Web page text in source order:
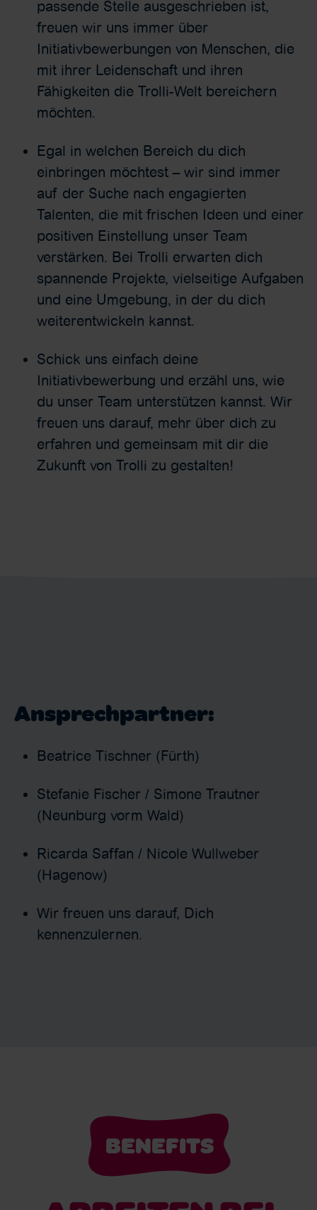
passende Stelle ausgeschrieben ist,
freuen wir uns immer über
Initiativbewerbungen von Menschen, die
mit ihrer Leidenschaft und ihren
Fähigkeiten die Trolli-Welt bereichern
möchten.
Egal in welchen Bereich du dich
einbringen möchtest – wir sind immer
auf der Suche nach engagierten
Talenten, die mit frischen Ideen und einer
positiven Einstellung unser Team
verstärken. Bei Trolli erwarten dich
spannende Projekte, vielseitige Aufgaben
und eine Umgebung, in der du dich
weiterentwickeln kannst.
Schick uns einfach deine
Initiativbewerbung und erzähl uns, wie
du unser Team unterstützen kannst. Wir
freuen uns darauf, mehr über dich zu
erfahren und gemeinsam mit dir die
Zukunft von Trolli zu gestalten!
Ansprechpartner:
Beatrice Tischner (Fürth)
Stefanie Fischer / Simone Trautner
(Neunburg vorm Wald)
Ricarda Saffan / Nicole Wullweber
(Hagenow)
Wir freuen uns darauf, Dich
kennenzulernen.
BENEFITS